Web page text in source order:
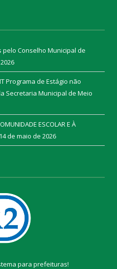
Conselho Municipal de
Programa de Estágio não
Secretaria Municipal de Meio
ESCOLAR E À
14 de maio de 2026
para prefeituras!